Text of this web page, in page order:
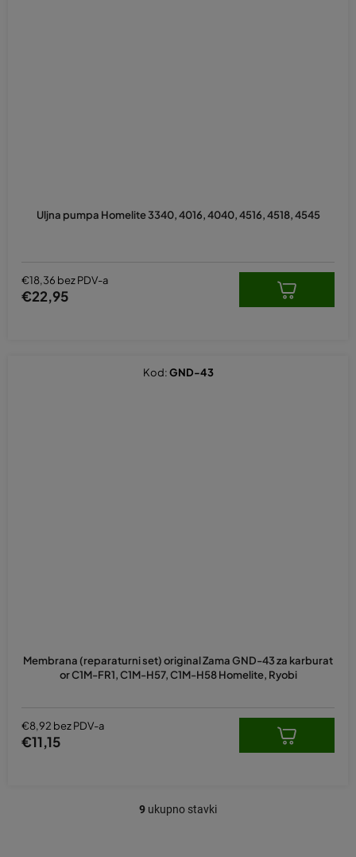
Uljna pumpa Homelite 3340, 4016, 4040, 4516, 4518, 4545
€18,36 bez PDV-a
€22,95
Membrana (reparaturni set) original Zama GND-43 za karburat
or C1M-FR1, C1M-H57, C1M-H58 Homelite, Ryobi
€8,92 bez PDV-a
€11,15
Kod:GND-43
K
9 ukupno stavki